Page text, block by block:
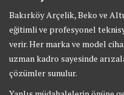
Bakırköy Arçelik, Beko ve
eğitimli ve profesyonel
verir. Her marka ve model
uzman kadro sayesinde
çözümler sunulur.